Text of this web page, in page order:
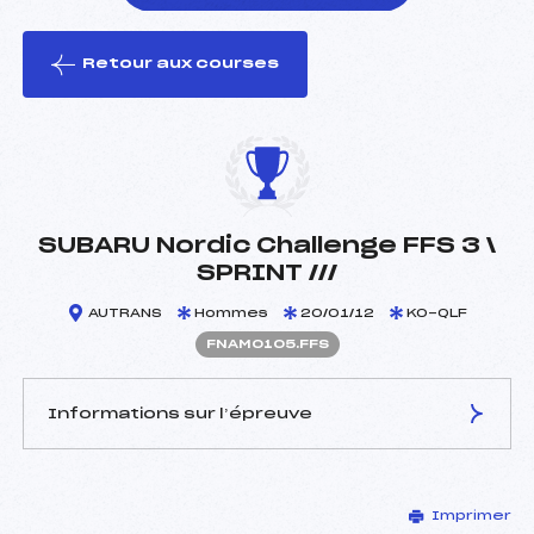
le ski
Retour aux courses
SUBARU Nordic Challenge FFS 3 \
SPRINT ///
AUTRANS Hommes 20/01/12 KO-QLF
FNAM0105.FFS
Informations sur l’épreuve
GRAVA DOMINIQUE (DA)
Imprimer